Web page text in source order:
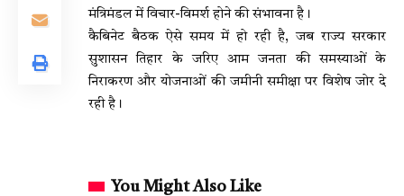
मंत्रिमंडल में विचार-विमर्श होने की संभावना है।
कैबिनेट बैठक ऐसे समय में हो रही है, जब राज्य सरकार
सुशासन तिहार के जरिए आम जनता की समस्याओं के
निराकरण और योजनाओं की जमीनी समीक्षा पर विशेष जोर दे
रही है।
You Might Also Like